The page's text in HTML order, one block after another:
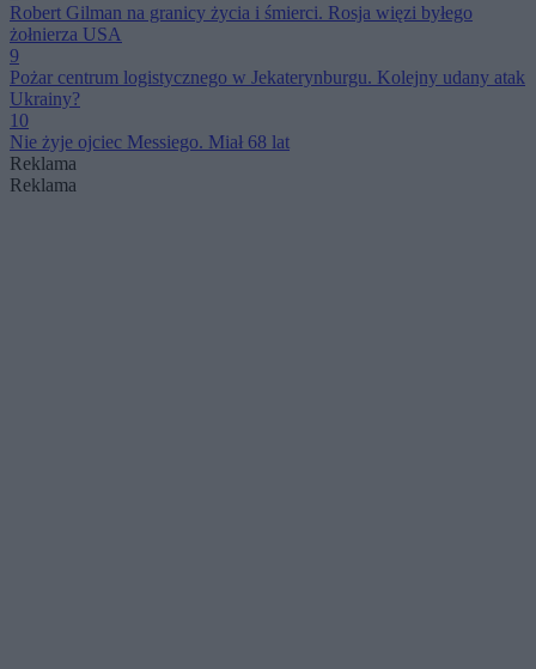
Robert Gilman na granicy życia i śmierci. Rosja więzi byłego
żołnierza USA
9
Pożar centrum logistycznego w Jekaterynburgu. Kolejny udany atak
Ukrainy?
10
Nie żyje ojciec Messiego. Miał 68 lat
Reklama
Reklama